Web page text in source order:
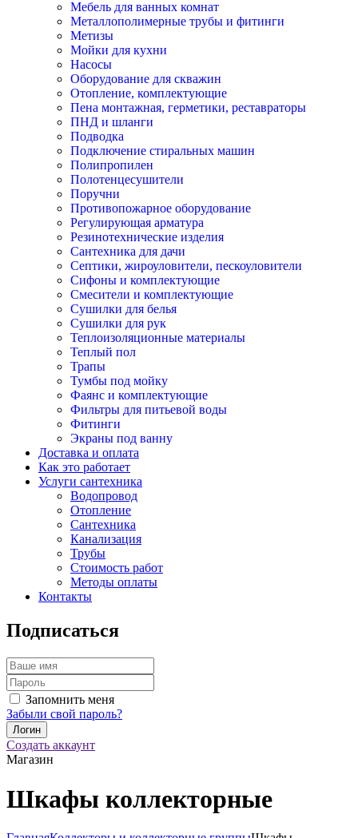
Мебель для ванных комнат
Металлополимерные трубы и фитинги
Метизы
Мойки для кухни
Насосы
Оборудование для скважин
Отопление, комплектующие
Пена монтажная, герметики, реставраторы
ПНД и шланги
Подводка
Подключение стиральных машин
Полипропилен
Полотенцесушители
Поручни
Противопожарное оборудование
Регулирующая арматура
Резинотехнические изделия
Сантехника для дачи
Септики, жироуловители, пескоуловители
Сифоны и комплектующие
Смесители и комплектующие
Сушилки для белья
Сушилки для рук
Теплоизоляционные материалы
Теплый пол
Трапы
Тумбы под мойку
Фаянс и комплектующие
Фильтры для питьевой воды
Фитинги
Экраны под ванну
Доставка и оплата
Как это работает
Услуги сантехника
Водопровод
Отопление
Сантехника
Канализация
Трубы
Стоимость работ
Методы оплаты
Контакты
Подписаться
Запомнить меня
Забыли свой пароль?
Создать аккаунт
Магазин
Шкафы коллекторные